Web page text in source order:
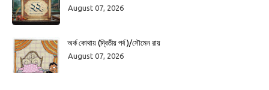
August 07, 2026
অর্ক কোথায় (দ্বিতীয় পর্ব )/সৌমেন রায়
August 07, 2026